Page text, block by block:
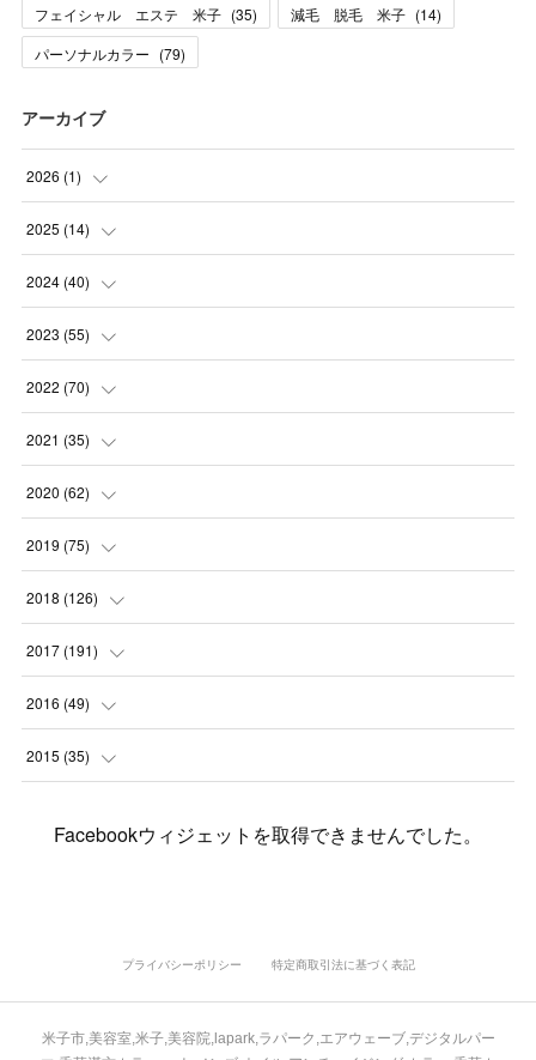
フェイシャル エステ 米子 (35) 減毛 脱毛 米子 (14)
パーソナルカラー (79)
アーカイブ
2026 (1)
(1
2025 (14)
(10 )
(1
(1
(2
2024 (40)
(1
(1
(3
(2
(1)
(5)
(8)
2023 (55)
(2
(4
(3
(3
(8)
(6)
2022 (70)
(7
(11 )
(8
(1)
(3)
2021 (35)
(5
(7
(5)
(3)
(3)
2020 (62)
(6
(9)
(7)
(4
(6)
(1)
2019 (75)
(1)
(2)
(6
(7
(15)
(10)
(13)
2018 (126)
(6)
(12 )
(7
(8)
( 4)
2017 (191)
(12 )
(11 )
(23)
(20)
2016 (49)
(2
(3)
(3)
2015 (35)
(3)
Facebookウィジェットを取得できませんでした。
プライバシーポリシー 特定商取引法に基づく表記
米子市,美容室,米子,美容院,lapark,ラパーク,エアウェーブ,デジタルパー